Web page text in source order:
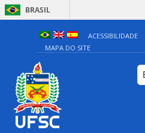
BRASIL
ACESSIBILIDADE
MAPA DO SITE